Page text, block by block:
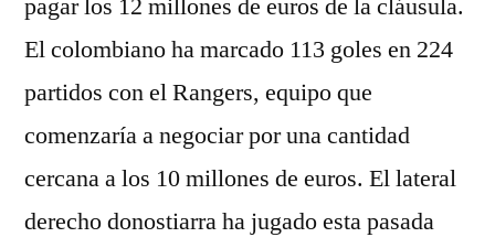
pagar los 12 millones de euros de la cláusula.
El colombiano ha marcado 113 goles en 224
partidos con el Rangers, equipo que
comenzaría a negociar por una cantidad
cercana a los 10 millones de euros. El lateral
derecho donostiarra ha jugado esta pasada